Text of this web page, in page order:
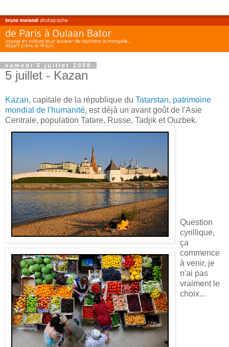
samedi 5 juillet 2008
5 juillet - Kazan
Kazan, capitale de la république du Tatarstan, patrimoine
mondial de l'humanité, est déjà un avant goût de l'Asie
Centrale, population Tatare, Russe, Tadjik et Ouzbek.
Question
cyrillique,
ça
commence
à venir, je
n'ai pas
vraiment le
choix...